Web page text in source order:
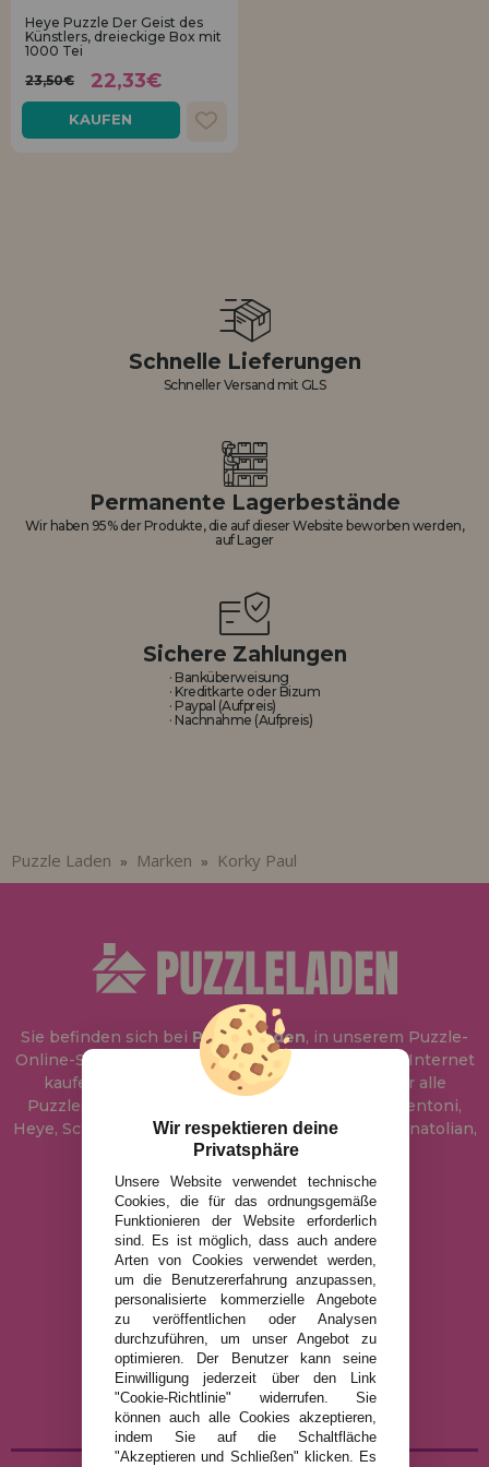
Heye Puzzle Der Geist des
Künstlers, dreieckige Box mit
1000 Tei
23,50€
22,33€
KAUFEN
Schnelle Lieferungen
Schneller Versand mit GLS
Permanente Lagerbestände
Wir haben 95% der Produkte, die auf dieser Website beworben werden,
auf Lager
Sichere Zahlungen
· Banküberweisung
· Kreditkarte oder Bizum
· Paypal (Aufpreis)
· Nachnahme (Aufpreis)
Puzzle Laden » Marken » Korky Paul
Sie befinden sich bei Puzzle Laden, in unserem Puzzle-
Online-Shop, wo Sie Puzzle zum besten Preis im Internet
kaufen können. In unserem Katalog führen wir alle
Puzzles der Marken Educa, Ravensburger, Clementoni,
Heye, Schmidt, Castorland, Jumbo, Trefl, Piatnik, Anatolian,
Art Puzzle, Gibsons und viele mehr.
info@puzzleladen.de
RECHTLICHE HINWEISE
DATENSCHUTZRICHTLINIE
COOKIE-RICHTLINIE
VERSAND UND RÜCKGABE
RÜCKGABE / WIDERRUF
Wir respektieren deine
Privatsphäre
Unsere Website verwendet technische
Cookies, die für das ordnungsgemäße
Funktionieren der Website erforderlich
sind. Es ist möglich, dass auch andere
Arten von Cookies verwendet werden,
um die Benutzererfahrung anzupassen,
personalisierte kommerzielle Angebote
zu veröffentlichen oder Analysen
durchzuführen, um unser Angebot zu
optimieren. Der Benutzer kann seine
Einwilligung jederzeit über den Link
"Cookie-Richtlinie" widerrufen. Sie
können auch alle Cookies akzeptieren,
indem Sie auf die Schaltfläche
"Akzeptieren und Schließen" klicken. Es